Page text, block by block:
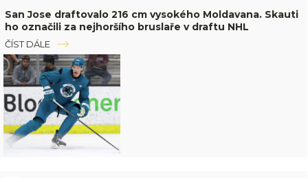
San Jose draftovalo 216 cm vysokého Moldavana. Skauti
ho označili za nejhoršího bruslaře v draftu NHL
ČÍST DÁLE